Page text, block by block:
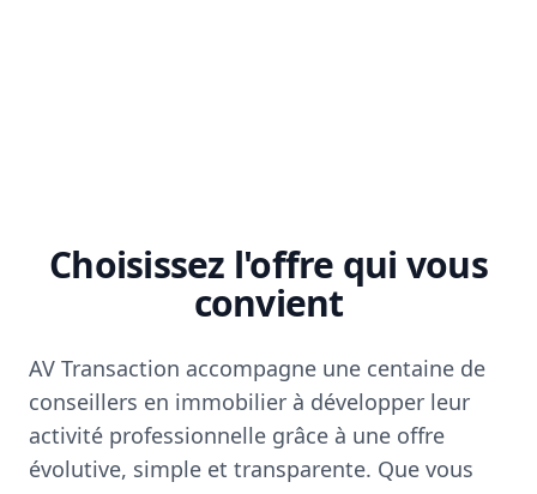
Choisissez l'offre qui vous
convient
AV Transaction accompagne une centaine de
conseillers en immobilier à développer leur
activité professionnelle grâce à une offre
évolutive, simple et transparente. Que vous